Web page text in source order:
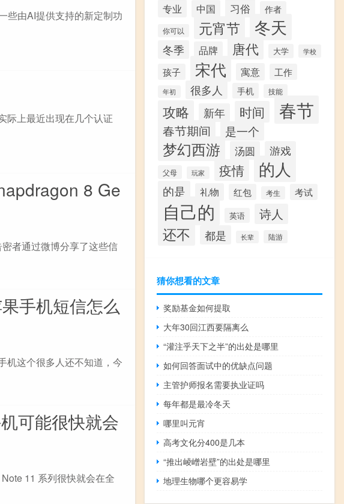
些由AI提供支持的新定制功
际上最近出现在几个认证
8 Ge
者通过微博分享了这些信
手机短信怎么
机这个很多人还不知道，今
可能很快就会
11 系列很快就会在全
专业 中国 习俗 作者
你可以 元宵节 冬天
冬季 品牌 唐代 大学 学校
孩子 宋代 寓意 工作
年初 很多人 手机 技能
攻略 新年 时间 春节
春节期间 是一个
梦幻西游 汤圆 游戏
父母 玩家 疫情 的人
的是 礼物 红包 考生 考试
自己的 英语 诗人
还不 都是 长辈 陆游
猜你想看的文章
奖励基金如何提取
大年30回江西要隔离么
“灌注乎天下之半”的出处是哪里
如何回答面试中的优缺点问题
主管护师报名需要执业证吗
每年都是最冷冬天
哪里叫元宵
高考文化分400是几本
“推出崚嶒岩壁”的出处是哪里
地理生物哪个更容易学